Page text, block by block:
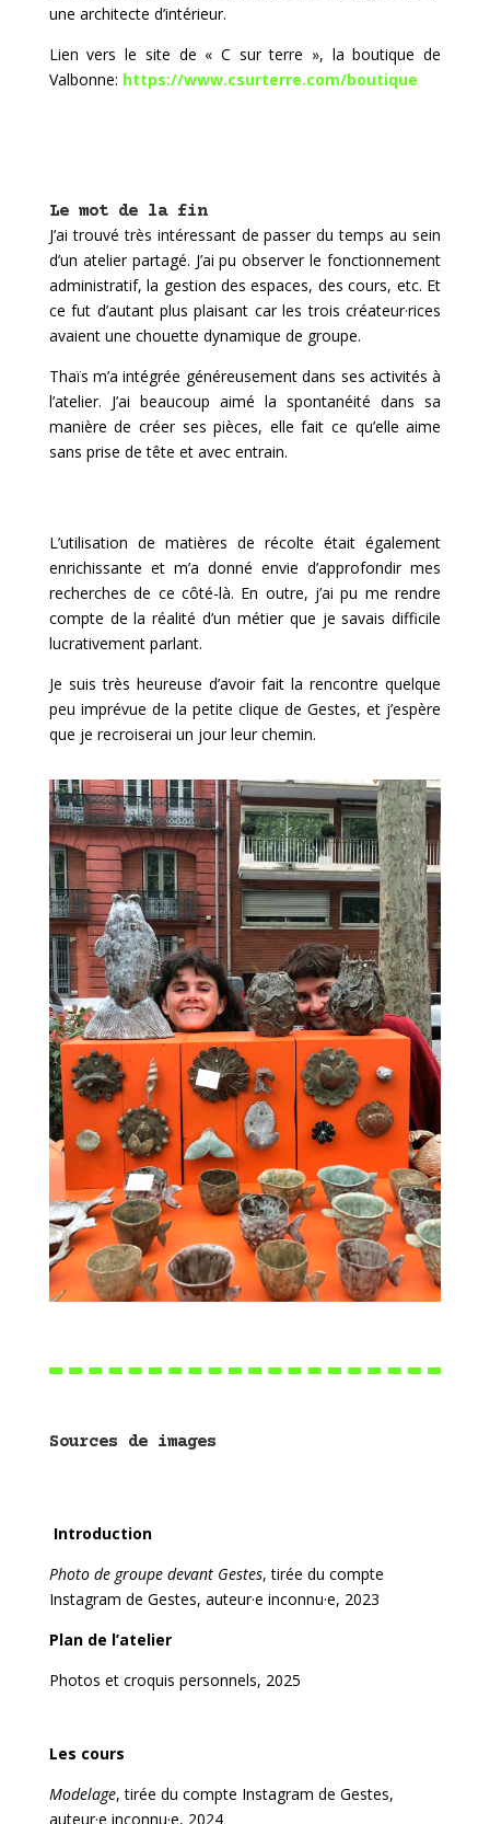
une architecte d’intérieur.
Lien vers le site de « C sur terre », la boutique de
Valbonne: https://www.csurterre.com/boutique
Le mot de la fin
J’ai trouvé très intéressant de passer du temps au sein
d’un atelier partagé. J’ai pu observer le fonctionnement
administratif, la gestion des espaces, des cours, etc. Et
ce fut d’autant plus plaisant car les trois créateur·rices
avaient une chouette dynamique de groupe.
Thaïs m’a intégrée généreusement dans ses activités à
l’atelier. J’ai beaucoup aimé la spontanéité dans sa
manière de créer ses pièces, elle fait ce qu’elle aime
sans prise de tête et avec entrain.
L’utilisation de matières de récolte était également
enrichissante et m’a donné envie d’approfondir mes
recherches de ce côté-là. En outre, j’ai pu me rendre
compte de la réalité d’un métier que je savais difficile
lucrativement parlant.
Je suis très heureuse d’avoir fait la rencontre quelque
peu imprévue de la petite clique de Gestes, et j’espère
que je recroiserai un jour leur chemin.
Sources de images
Introduction
Photo de groupe devant Gestes, tirée du compte
Instagram de Gestes, auteur·e inconnu·e, 2023
Plan de l’atelier
Photos et croquis personnels, 2025
Les cours
Modelage, tirée du compte Instagram de Gestes,
auteur·e inconnu·e, 2024